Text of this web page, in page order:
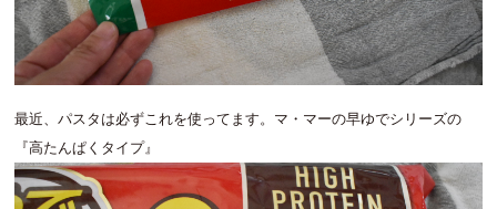
最近、パスタは必ずこれを使ってます。マ・マーの早ゆでシリーズの
『高たんぱくタイプ』